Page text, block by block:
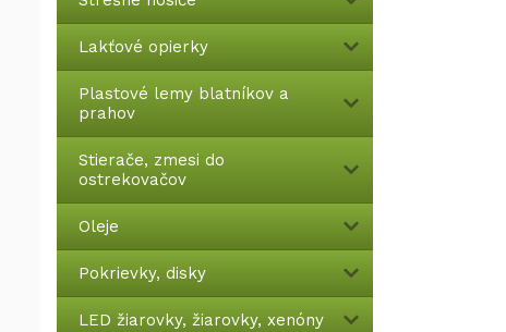
Lakťové opierky
Plastové lemy blatníkov a
prahov
Stierače, zmesi do
ostrekovačov
Oleje
Pokrievky, disky
LED žiarovky, žiarovky, xenóny